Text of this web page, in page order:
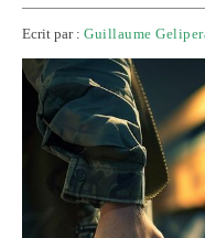
Ecrit par : Guillaume